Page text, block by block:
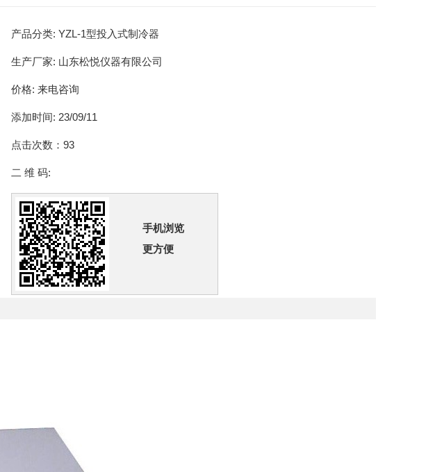
产品分类: YZL-1型投入式制冷器
生产厂家: 山东松悦仪器有限公司
价格: 来电咨询
添加时间: 23/09/11
点击次数： 93
二 维 码:
手机浏览
更方便